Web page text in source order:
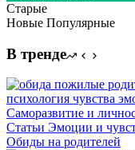
Старые
Новые Популярные
В тренде
Обиды на родителей